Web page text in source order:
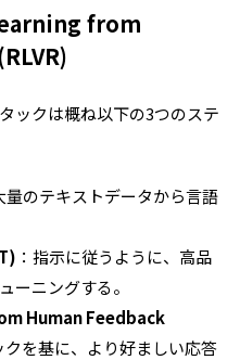
from
ックは概ね以下の3つのステ
量のテキストデータから言語
：指示に従うように、高品
ーニングする。
Human Feedback
クを基に、より好ましい応答